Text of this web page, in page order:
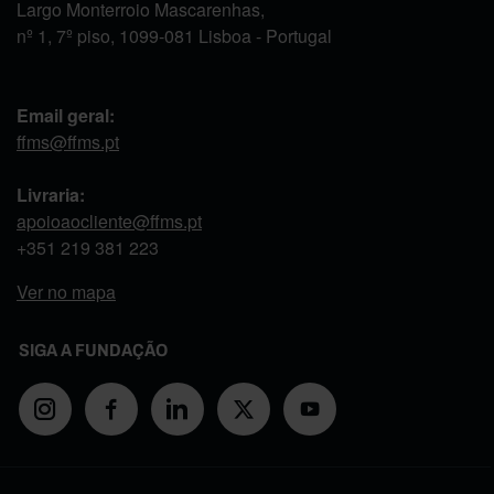
Largo Monterroio Mascarenhas,
nº 1, 7º piso, 1099-081 Lisboa - Portugal
Email geral:
ffms@ffms.pt
Livraria:
apoioaocliente@ffms.pt
+351 219 381 223
Ver no mapa
SIGA A FUNDAÇÃO